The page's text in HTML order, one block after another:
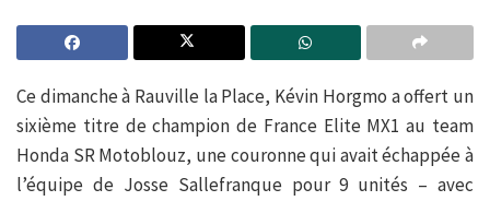
Ce dimanche à Rauville la Place, Kévin Horgmo a offert un
sixième titre de champion de France Elite MX1 au team
Honda SR Motoblouz, une couronne qui avait échappée à
l’équipe de Josse Sallefranque pour 9 unités – avec